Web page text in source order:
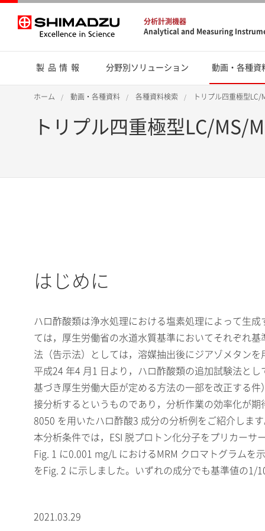
分析計測機器
Analytical and Measuring
製品情報 分野別ソリューション 動画・各種資
ホーム 動画・各種資料 各種資料検索 トリプル四重極型
トリプル四重極型LC/MS/
はじめに
ハロ酢酸類は浄水処理における塩素処理によって生
ては，厚生労働省の水道水質基準においてそれぞれ
法（告示法）としては，溶媒抽出後にジアゾメタン
平成24 年4 月1 日より，ハロ酢酸類の追加試験法と
基づき厚生労働大臣が定める方法の一部を改正する
接分析するというものであり，分析作業の効率化が
8050 を用いたハロ酢酸3 成分の分析例をご紹介しま
本分析条件では，ESI 脱プロトン化分子をプリカーサ
Fig. 1 に0.001 mg/L におけるMRM クロマトグラムを
をFig. 2 に示しました。いずれの成分でも基準値の1/
2021.03.29